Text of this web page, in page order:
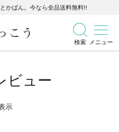
かばん。今なら全品送料無料!!
検索 メニュー
記事を検索
ビュー
示